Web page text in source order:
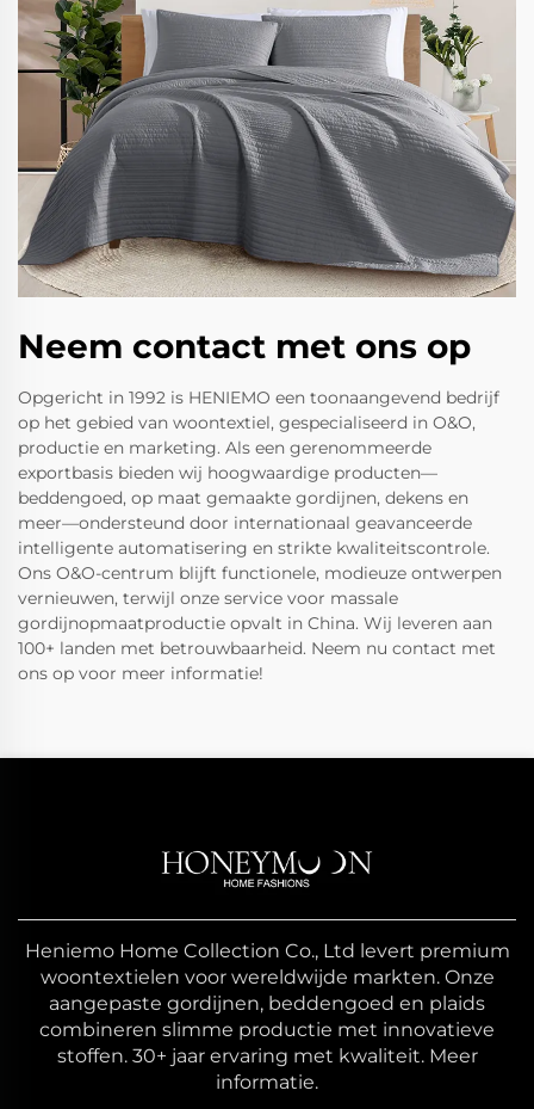
Neem contact met ons op
Opgericht in 1992 is HENIEMO een toonaangevend bedrijf
op het gebied van woontextiel, gespecialiseerd in O&O,
productie en marketing. Als een gerenommeerde
exportbasis bieden wij hoogwaardige producten—
beddengoed, op maat gemaakte gordijnen, dekens en
meer—ondersteund door internationaal geavanceerde
intelligente automatisering en strikte kwaliteitscontrole.
Ons O&O-centrum blijft functionele, modieuze ontwerpen
vernieuwen, terwijl onze service voor massale
gordijnopmaatproductie opvalt in China. Wij leveren aan
100+ landen met betrouwbaarheid. Neem nu contact met
ons op voor meer informatie!
Heniemo Home Collection Co., Ltd levert premium
woontextielen voor wereldwijde markten. Onze
aangepaste gordijnen, beddengoed en plaids
combineren slimme productie met innovatieve
stoffen. 30+ jaar ervaring met kwaliteit. Meer
informatie.